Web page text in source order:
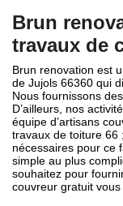
Brun
travaux de
Brun renovation est
de Jujols 66360 qui
Nous fournissons
D’ailleurs, nos
équipe d’artisans
travaux de toiture 66
nécessaires pour ce
simple au plus
souhaitez pour
couvreur gratuit